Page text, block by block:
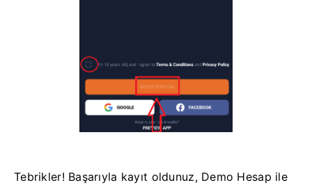
Tebrikler! Başarıyla kayıt oldunuz, Demo Hesap ile